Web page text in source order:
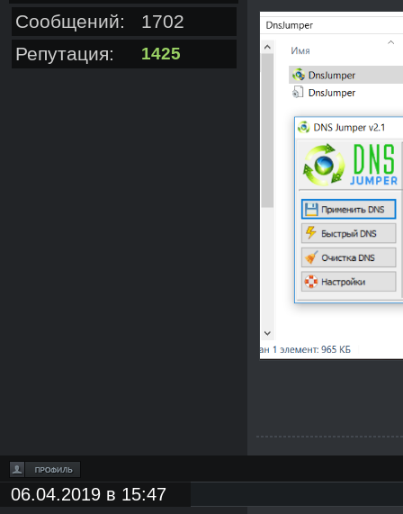
Сообщений:
1702
Репутация:
1425
06.04.2019 в 15:47